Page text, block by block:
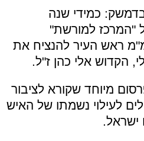
כמידי שנה
"המרכז למורשת"
"מ ראש העיר להנציח את
הקדוש אלי כהן ז"ל.
מיוחד שקורא לציבור
לעילוי נשמתו של האיש
ישראל.